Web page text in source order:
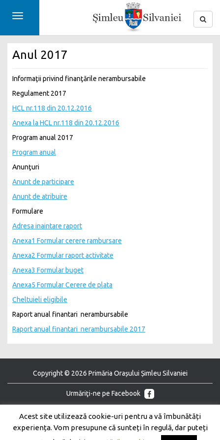
Toggle
Anul 2017
Informaţii privind finanţările nerambursabile
Regulament 2017
HCL nr.118 din 20.12.2016
Anexa la HCL nr.118 din 20.12.2016
Program anual 2017
Program anual
Anunţuri
Anunt de participare
Anunt de atribuire
Formulare
Adresa inaintare raport
Anexa1 Formular cerere rambursare
Anexa2 Formular raport activitate
Anexa3 Formular buget
Anexa5 Formular Cerere de plata
Cheltuieli eligibile
Raport anual finantari nerambursabile
Raport anual finantari nerambursabile 2017
Copyright © 2026 Primăria Orașului Șimleu Silvaniei
Urmăriţi-ne pe Facebook
Urmăriţi-ne pe Youtube
Acest site utilizează cookie-uri pentru a vă îmbunătăți
experiența. Vom presupune că sunteți în regulă, dar puteți